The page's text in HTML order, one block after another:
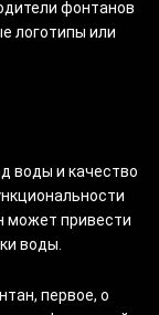
фонтанов
логотипы или
воды и качество
может привести
воды.
первое, о